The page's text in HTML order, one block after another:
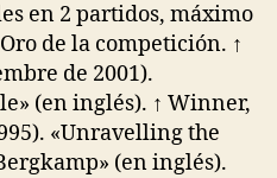
en 2 partidos, máximo
de la competición. ↑
de 2001).
(en inglés). ↑ Winner,
«Unravelling the
(en inglés).